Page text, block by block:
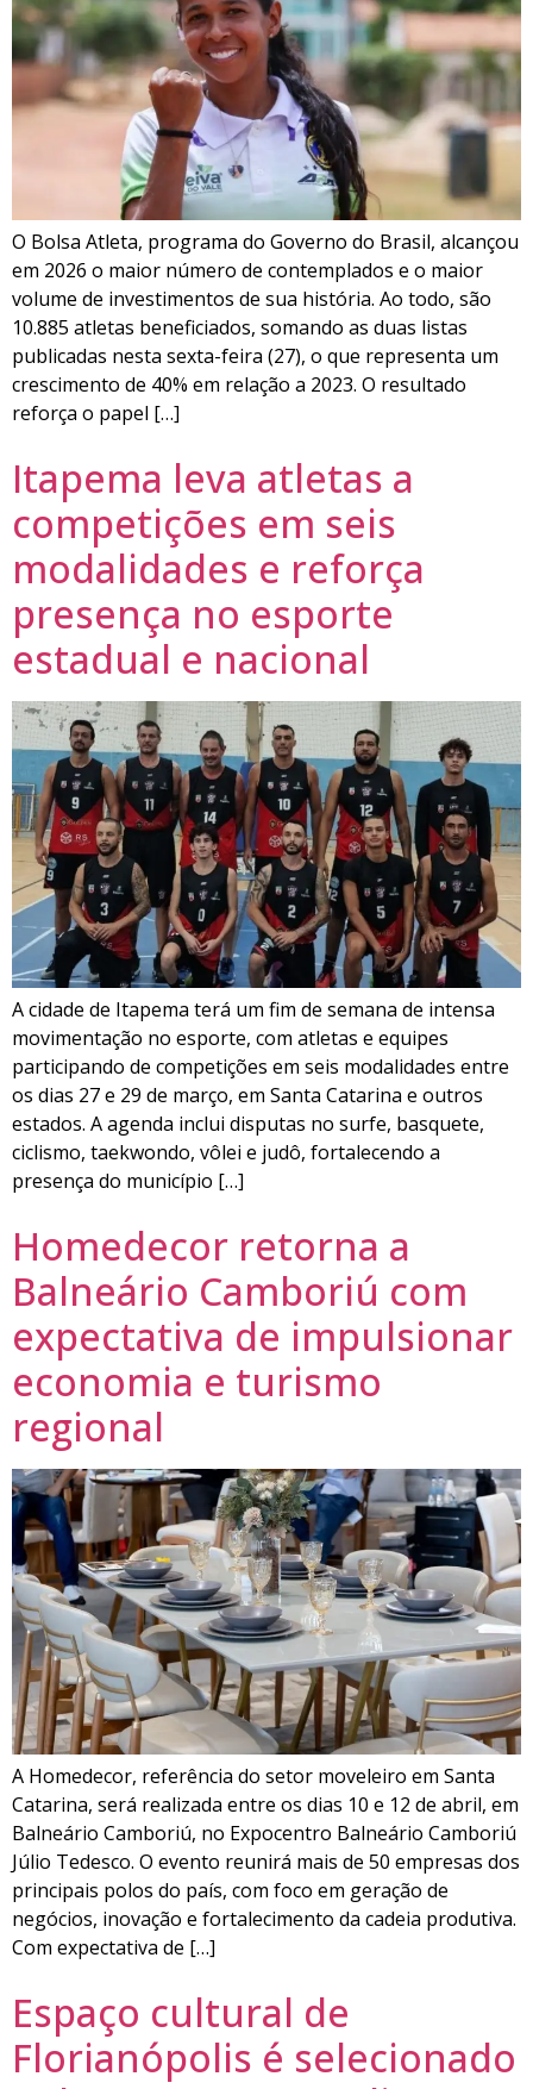
O Bolsa Atleta, programa do Governo do Brasil, alcançou
em 2026 o maior número de contemplados e o maior
volume de investimentos de sua história. Ao todo, são
10.885 atletas beneficiados, somando as duas listas
publicadas nesta sexta-feira (27), o que representa um
crescimento de 40% em relação a 2023. O resultado
reforça o papel […]
Itapema leva atletas a
competições em seis
modalidades e reforça
presença no esporte
estadual e nacional
A cidade de Itapema terá um fim de semana de intensa
movimentação no esporte, com atletas e equipes
participando de competições em seis modalidades entre
os dias 27 e 29 de março, em Santa Catarina e outros
estados. A agenda inclui disputas no surfe, basquete,
ciclismo, taekwondo, vôlei e judô, fortalecendo a
presença do município […]
Homedecor retorna a
Balneário Camboriú com
expectativa de impulsionar
economia e turismo
regional
A Homedecor, referência do setor moveleiro em Santa
Catarina, será realizada entre os dias 10 e 12 de abril, em
Balneário Camboriú, no Expocentro Balneário Camboriú
Júlio Tedesco. O evento reunirá mais de 50 empresas dos
principais polos do país, com foco em geração de
negócios, inovação e fortalecimento da cadeia produtiva.
Com expectativa de […]
Espaço cultural de
Florianópolis é selecionado